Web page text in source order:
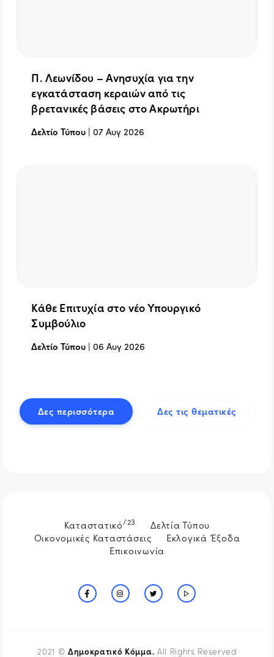
Π. Λεωνίδου – Ανησυχία για την
εγκατάσταση κεραιών από τις
βρετανικές βάσεις στο Ακρωτήρι
Δελτίο Τύπου |07 Αυγ 2026
Κάθε Επιτυχία στο νέο Υπουργικό
Συμβούλιο
Δελτίο Τύπου |06 Αυγ 2026
Δες περισσότερα Δες τις θεματικές
Καταστατικό/23
Δελτία Τύπου
Οικονομικές Καταστάσεις
Εκλογικά Έξοδα
Επικοινωνία
2021 ©Δημοκρατικό Κόμμα. All Rights Reserved